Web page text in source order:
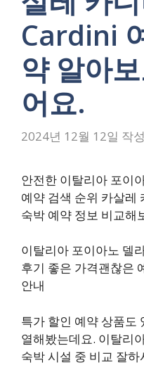
Cardini
약 알아
어요.
2024년 12월 12일 작
안전한 이탈리아 포이
예약 검색 순위 카살레
숙박 예약 정보 비교해
이탈리아 포이아노 델
후기 좋은 가격괜찮은
안내
특가 할인 예약 상품도
열해봤는데요. 이탈리
숙박 시설 중 비교 잘